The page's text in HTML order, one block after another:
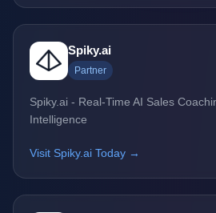
Spiky.ai
Partner
Spiky.ai - Real-Time AI Sales
Intelligence
Visit Spiky.ai Today →